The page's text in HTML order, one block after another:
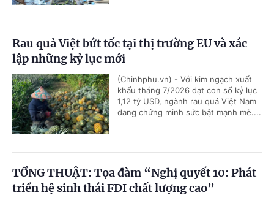
Rau quả Việt bứt tốc tại thị trường EU và xác
lập những kỷ lục mới
(Chinhphu.vn) - Với kim ngạch xuất
khẩu tháng 7/2026 đạt con số kỷ lục
1,12 tỷ USD, ngành rau quả Việt Nam
đang chứng minh sức bật mạnh mẽ....
TỔNG THUẬT: Tọa đàm “Nghị quyết 10: Phát
triển hệ sinh thái FDI chất lượng cao”